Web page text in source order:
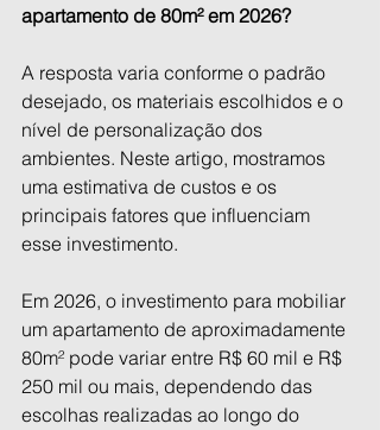
apartamento de 80m² em 2026?
A resposta varia conforme o padrão
desejado, os materiais escolhidos e o
nível de personalização dos
ambientes. Neste artigo, mostramos
uma estimativa de custos e os
principais fatores que influenciam
esse investimento.
Em 2026, o investimento para mobiliar
um apartamento de aproximadamente
80m² pode variar entre R$ 60 mil e R$
250 mil ou mais, dependendo das
escolhas realizadas ao longo do